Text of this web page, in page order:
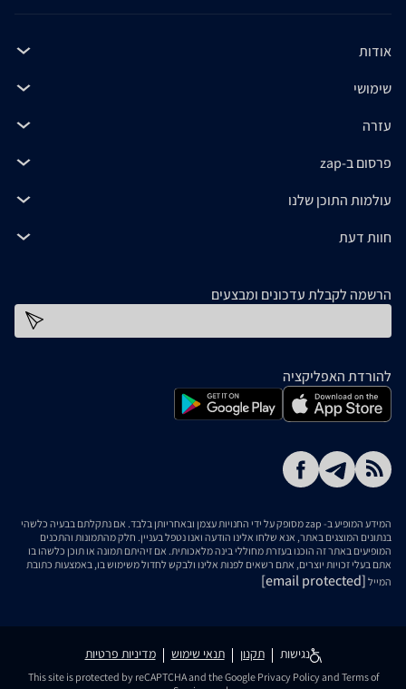
אודות
שימושי
עזרה
פרסום ב-zap
עולמות התוכן שלנו
חוות דעת
הרשמה לקבלת עדכונים ומבצעים
להורדת האפליקציה
המידע המופיע ב- zap מסופק על ידי החנויות עצמן ובאחריותן בלבד. אם נתקלתם בבעיה כלשהי
בנתונים המוצגים באתר, אנא שלחו אלינו הודעה ואנו נטפל בעניין. חלק מהתמונות והתכנים
המופיעים באתר זה הוכנו בעזרת מחוללי בינה מלאכותית. אם זיהיתם תמונה או תוכן כלשהו בו
אתם בעלי זכויות יוצרים, אתם רשאים לפנות אלינו ולבקש לחדול משימוש בו, באמצעות כתובת
המייל [email protected]
נגישות תקנון תנאי שימוש מדיניות פרטיות
This site is protected by reCAPTCHA and the Google Privacy Policyand Terms of